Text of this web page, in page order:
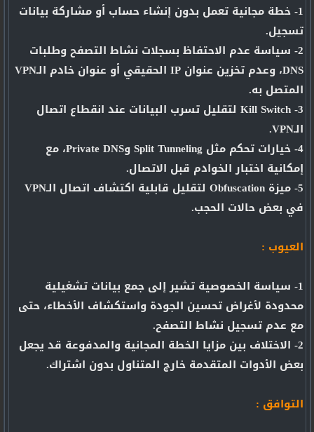
1- خطة مجانية تعمل بدون إنشاء حساب أو مشاركة بيانات
تسجيل.
2- سياسة عدم الاحتفاظ بسجلات نشاط التصفح وطلبات
DNS، وعدم تخزين عنوان IP الحقيقي أو عنوان خادم الـVPN
المتصل به.
3- Kill Switch لتقليل تسرب البيانات عند انقطاع اتصال
الـVPN.
4- خيارات تحكم مثل Split Tunneling وPrivate DNS، مع
إمكانية اختبار الخوادم قبل الاتصال.
5- ميزة Obfuscation لتقليل قابلية اكتشاف اتصال الـVPN
في بعض حالات الحجب.
العيوب :
1- سياسة الخصوصية تشير إلى جمع بيانات تشغيلية
محدودة لأغراض تحسين الجودة واستكشاف الأخطاء، حتى
مع عدم تسجيل نشاط التصفح.
2- الاختلاف بين مزايا الخطة المجانية والمدفوعة قد يجعل
بعض الأدوات المتقدمة خارج المتناول بدون اشتراك.
التوافق :